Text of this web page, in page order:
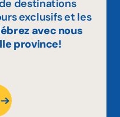
destinations
exclusifs et les
avec nous
province!